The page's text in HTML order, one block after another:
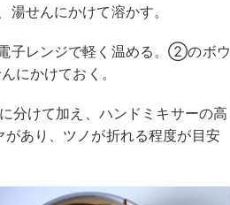
せんにかけて溶かす。
レンジで軽く温める。②のボウ
にかけておく。
けて加え、ハンドミキサーの高
あり、ツノが折れる程度が目安